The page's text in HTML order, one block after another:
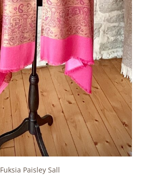
Fuksia Paisley Sall